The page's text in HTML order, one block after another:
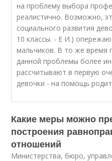
на проблему выбора
реалистично. Возможно,
социального развития
10 классы. - Е И.)
мальчиков. В то же время
данной проблемы более
рассчитывают в первую
девочки - на помощь
Какие меры можно
построения
отношений
Министерства, бюро,